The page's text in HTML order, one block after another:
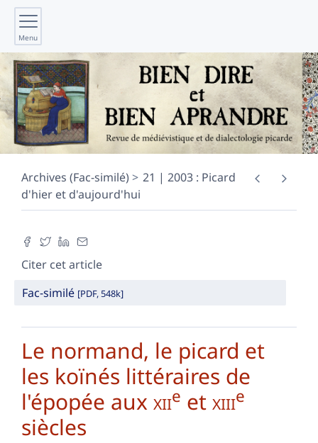
Menu
Archives (Fac-similé)
21 | 2003 : Picard
d'hier et d'aujourd'hui
Citer cet article
Fac-similé [PDF, 548k]
Le normand, le picard et
les koïnés littéraires de
l'épopée aux xiie etxiiie
siècles